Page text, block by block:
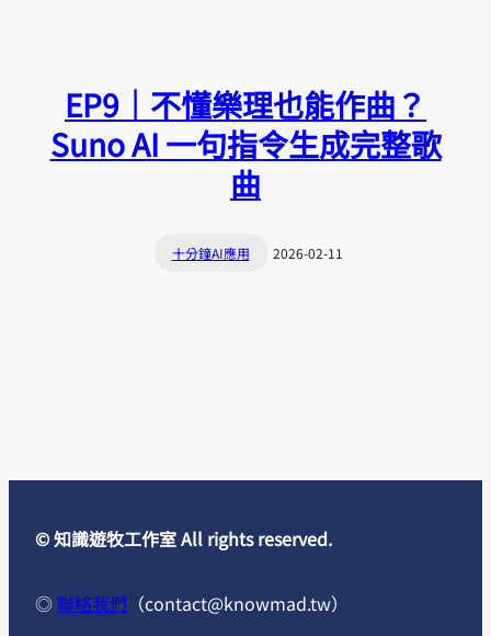
EP9｜不懂樂理也能作曲？
Suno AI 一句指令生成完整歌
曲
十分鐘AI應用 2026-02-11
© 知識遊牧工作室 All rights reserved.
◎聯絡我們 （contact@knowmad.tw）